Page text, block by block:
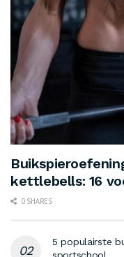
kettlebells: 16
0 SHARES
5 populairste